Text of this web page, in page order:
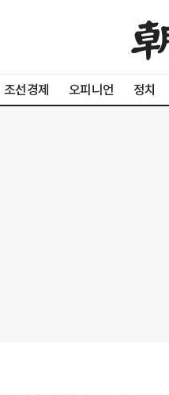
조선경제 오피니언 정치